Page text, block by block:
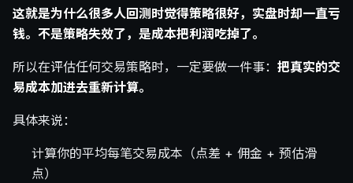
这就是为什么很多人回测时觉得策略很好，实盘时却一直亏
钱。不是策略失效了，是成本把利润吃掉了。
所以在评估任何交易策略时，一定要做一件事： 把真实的交
易成本加进去重新计算。
具体来说：
计算你的平均每笔交易成本（点差 + 佣金 + 预估滑
点）